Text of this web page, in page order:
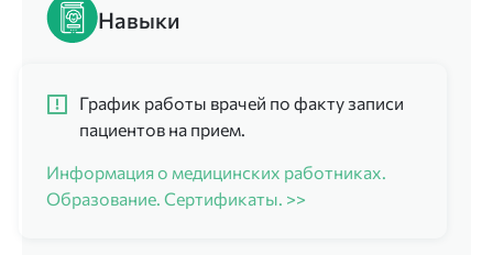
Навыки
График работы врачей по факту записи
пациентов на прием.
Информация о медицинских работниках.
Образование. Сертификаты. >>